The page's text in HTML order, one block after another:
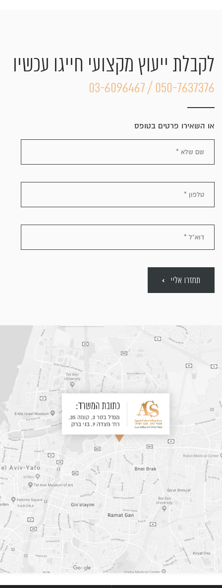
לקבלת ייעוץ מקצועי חייגו עכשיו
050-7637376 / 03-6096467
או השאירו פרטים בטופס
תחזרו אליי